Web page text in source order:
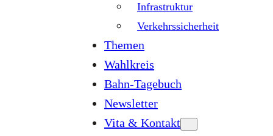
Infrastruktur
Verkehrssicherheit
Themen
Wahlkreis
Bahn-Tagebuch
Newsletter
Vita & Kontakt